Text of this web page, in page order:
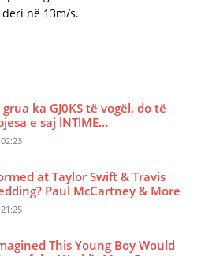
në 13m/s.
ka GJ0KS të vogël, do të
e saj lNTlME…
at Taylor Swift & Travis
Paul McCartney & More
This Young Boy Would